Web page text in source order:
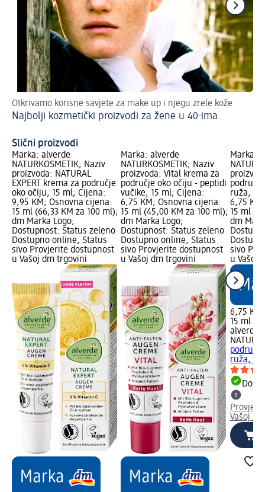
Otkrivamo korisne savjete za make up i njegu zrele kože
Najbolji kozmetički proizvodi za žene u 40-ima
Slični proizvodi
Marka: alverde
NATURKOSMETIK; Naziv
proizvoda: NATURAL
EXPERT krema za područje
oko očiju, 15 ml; Cijena:
9,95 KM; Osnovna cijena:
15 ml (66,33 KM za 100 ml);
dm Marka Logo;
Dostupnost: Status zeleno
Dostupno online, Status
sivo Provjerite dostupnost
u Vašoj dm trgovini
Marka: alverde
NATURKOSMETIK; Naziv
proizvoda: Vital krema za
područje oko očiju - peptidi
vučike, 15 ml; Cijena:
6,75 KM; Osnovna cijena:
15 ml (45,00 KM za 100 ml);
dm Marka Logo;
Dostupnost: Status zeleno
Dostupno online, Status
sivo Provjerite dostupnost
u Vašoj dm trgovini
Marka:
ruža, 15
6,75
15 ml
dm
sivo
u Vašoj
6,75 KM
15 ml
alverde
ruža, 15
Vašoj